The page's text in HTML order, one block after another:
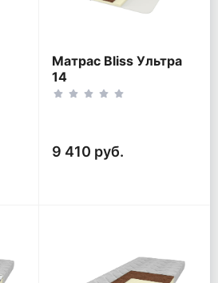
Матрас Bliss Ультра
14
9 410 руб.